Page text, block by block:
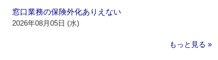
窓口業務の保険外化ありえない
2026年08月05日 (水)
もっと見る »